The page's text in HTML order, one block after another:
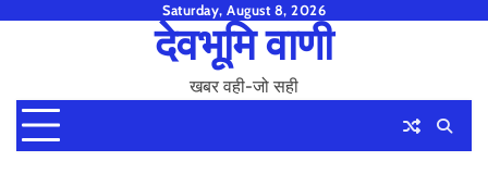
Saturday, August 8, 2026
देवभूमि वाणी
खबर वही-जो सही